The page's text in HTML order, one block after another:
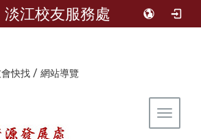
淡江校友服務處
快找 / 網站導覽
Toggle